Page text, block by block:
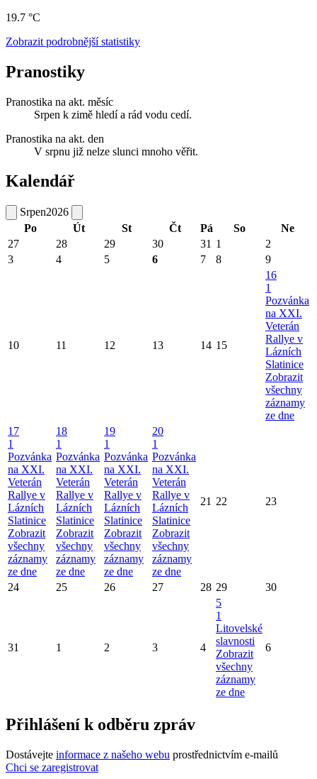
19.7 °C
Zobrazit podrobnější statistiky
Pranostiky
Pranostika na akt. měsíc
Srpen k zimě hledí a rád vodu cedí.
Pranostika na akt. den
V srpnu již nelze slunci mnoho věřit.
Kalendář
Srpen2026
Po
Út St Čt Pá So
Ne
27
28 29 30 31 1
2
3
4 5 6 7 8 9
10 11 12 13 14 15
16
1
Pozvánka
na XXI.
Veterán
Rallye v
Lázních
Slatinice
Zobrazit
všechny
záznamy
ze dne
17
1
Pozvánka
na XXI.
Veterán
Rallye v
Lázních
Slatinice
Zobrazit
všechny
záznamy
ze dne
18
1
Pozvánka
na XXI.
Veterán
Rallye v
Lázních
Slatinice
Zobrazit
všechny
záznamy
ze dne
19
1
Pozvánka
na XXI.
Veterán
Rallye v
Lázních
Slatinice
Zobrazit
všechny
záznamy
ze dne
20
1
Pozvánka
na XXI.
Veterán
Rallye v
Lázních
Slatinice
Zobrazit
všechny
záznamy
ze dne
21 22 23
24 25 26 27 28 29 30
31 1 2 3 4
5
1
Litovelské
slavnosti
Zobrazit
všechny
záznamy
ze dne
6
Přihlášení k odběru zpráv
Dostávejte informace z našeho webu prostřednictvím e-mailů
Chci se zaregistrovat